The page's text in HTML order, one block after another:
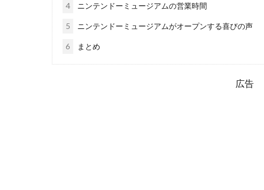
4 ニンテンドーミュージアムの営業時間
5 ニンテンドーミュージアムがオープンする喜びの声
6 まとめ
広告